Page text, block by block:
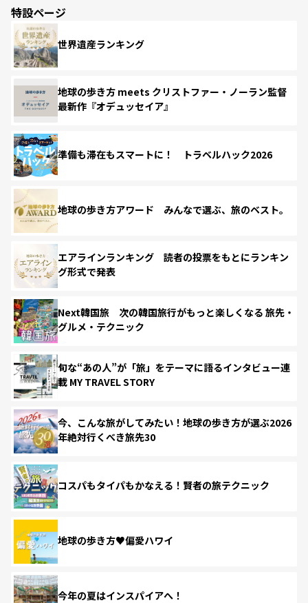
特設ページ
世界遺産ランキング
地球の歩き方 meets クリストファー・ノーラン監督
最新作『オデュッセイア』
準備も滞在もスマートに！ トラベルハック2026
地球の歩き方アワード みんなで選ぶ、旅のベスト。
エアラインランキング 読者の投票をもとにランキン
グ形式で発表
Next韓国旅 次の韓国旅行がもっと楽しくなる 旅先・
グルメ・テクニック
旬な“あの人”が「旅」をテーマに語るインタビュー連
載 MY TRAVEL STORY
今、こんな旅がしてみたい！地球の歩き方が選ぶ2026
年絶対行くべき旅先30
コスパもタイパもかなえる！賢者の旅テクニック
地球の歩き方♥偏愛ハワイ
今年の夏はインスパイアへ！